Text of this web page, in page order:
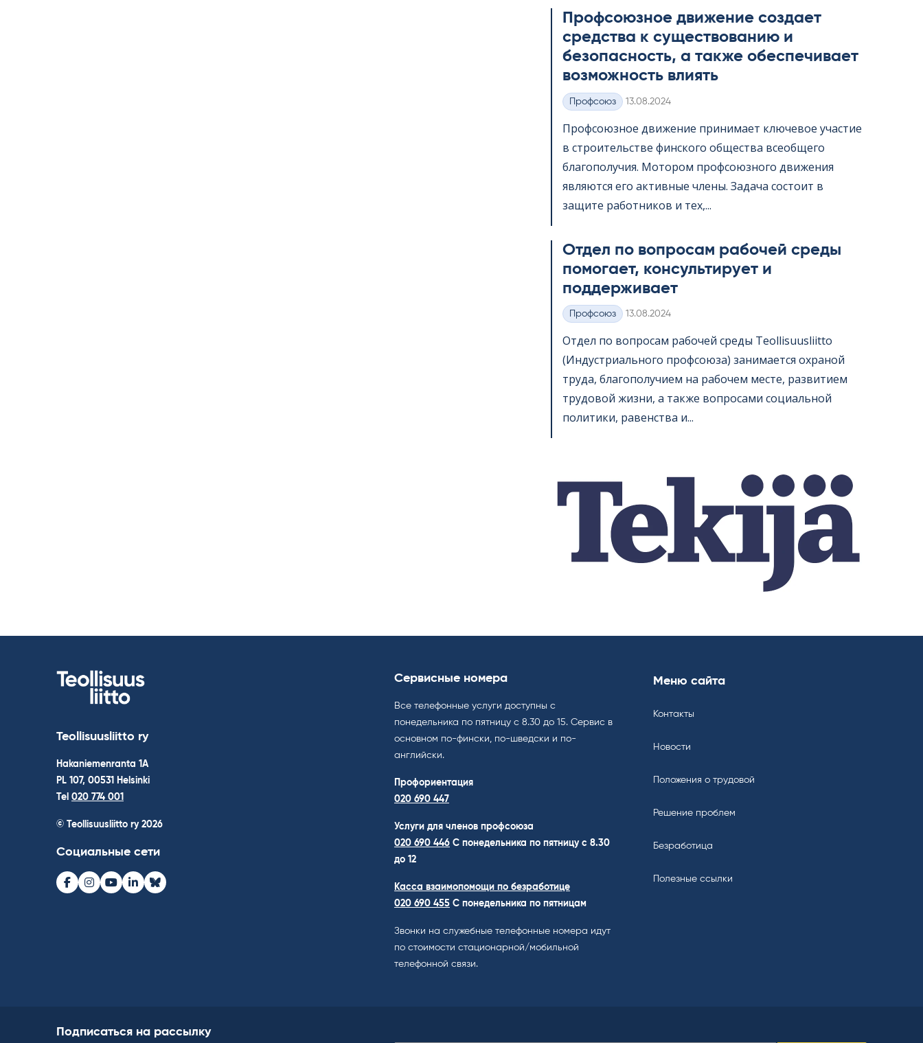
Профсоюзное движение создает
средства к существованию и
безопасность, а также обеспечивает
возможность влиять
Категории
Профсоюз Kirjoitettu
13.08.2024
Профсоюзное движение принимает ключевое участие
в строительстве финского общества всеобщего
благополучия. Мотором профсоюзного движения
являются его активные члены. Задача состоит в
защите работников и тех,...
Отдел по вопросам рабочей среды
помогает, консультирует и
поддерживает
Категории
Профсоюз Kirjoitettu
13.08.2024
Отдел по вопросам рабочей среды Teol­li­suus­liitto
(Индустриального профсоюза) занимается охраной
труда, благополучием на рабочем месте, развитием
трудовой жизни, а также вопросами социальной
политики, равенства и...
Teollisuusliitto ry
Hakaniemenranta 1A
PL 107, 00531 Helsinki
Tel 020 774 001
© Teollisuusliitto ry 2026
Социальные сети
Facebook
Instagram
Youtube
LinkedInBluesky
Сервисные номера
Все телефонные услуги доступны с
понедельника по пятницу с 8.30 до 15. Cервис в
основном по-фински, по-шведски и по-
английски.
Профориентация
020 690 447
Услуги для членов профсоюза
020 690 446 C понедельника по пятницу с 8.30
до 12
Касса взаимопомощи по безработице
020 690 455 С понедельника по пятницам
Звонки на служебные телефонные номера идут
по стоимости стационарной/мобильной
телефонной связи.
Меню сайта
Контакты
Новости
Положения о трудовой
Решение проблем
Безработица
Полезные ссылки
Подписаться на рассылку